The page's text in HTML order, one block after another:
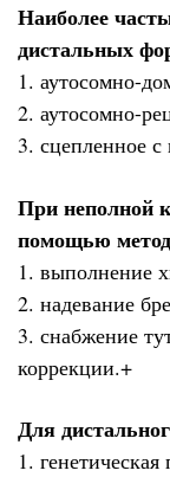
Наиболее
дистальных
1. аутосомно-
2. аутосомно-
3. сцепленное
При неполной
помощью
1. выполнение
2. надевание
3. снабжение
коррекции.+
Для
1.